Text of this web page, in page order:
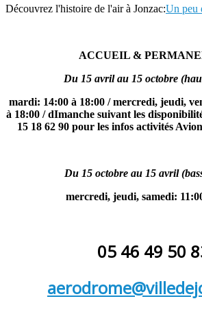
Découvrez l'histoire de l'air à Jonzac:Un peu
ACCUEIL &
Du 15 avril au 15 octobre
mardi: 14:00 à 18:00 / mercredi, jeudi,
à 18:00 / dImanche suivant les
15 18 62 90 pour les infos activités
Du 15 octobre au 15 avril
mercredi, jeudi, samedi:
05 46 49 50